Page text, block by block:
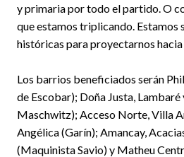
y primaria por todo el partido. O
que estamos triplicando. Estamos
históricas para proyectarnos hacia
Los barrios beneficiados serán
de Escobar); Doña Justa,
Maschwitz); Acceso Norte, Villa
Angélica (Garín); Amancay,
(Maquinista Savio) y Matheu